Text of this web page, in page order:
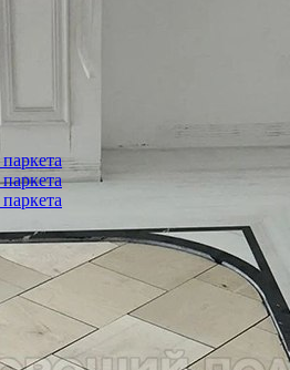
основание (огрунтованную
жесткого приклеивания